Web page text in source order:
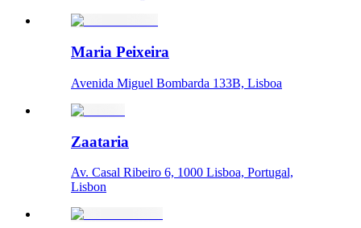
Maria Peixeira
Avenida Miguel Bombarda 133B, Lisboa
Zaataria
Av. Casal Ribeiro 6, 1000 Lisboa, Portugal,
Lisbon